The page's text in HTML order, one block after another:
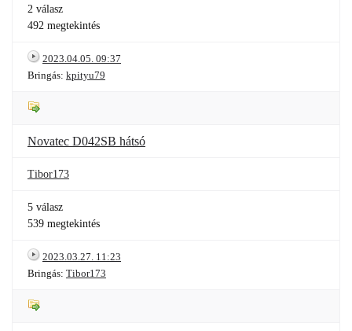
2 válasz
492 megtekintés
2023.04.05. 09:37
Bringás: kpityu79
Novatec D042SB hátsó
Tibor173
5 válasz
539 megtekintés
2023.03.27. 11:23
Bringás: Tibor173